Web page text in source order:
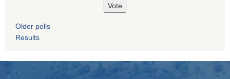
Older polls
Results